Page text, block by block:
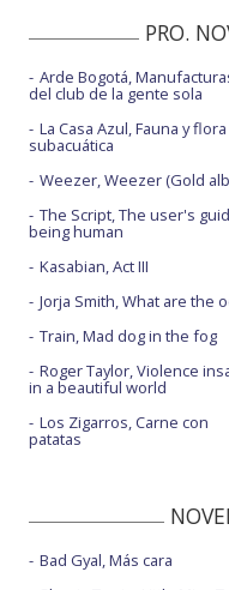
PRO.
Arde Bogotá,
del club de la gente sola
La Casa Azul, Fauna y flora
subacuática
Weezer, Weezer (Gold
The Script, The user's
being human
Kasabian, Act III
Jorja Smith, What are the
Train, Mad dog in the fog
Roger Taylor, Violence
in a beautiful world
Los Zigarros, Carne con
patatas
Bad Gyal, Más cara